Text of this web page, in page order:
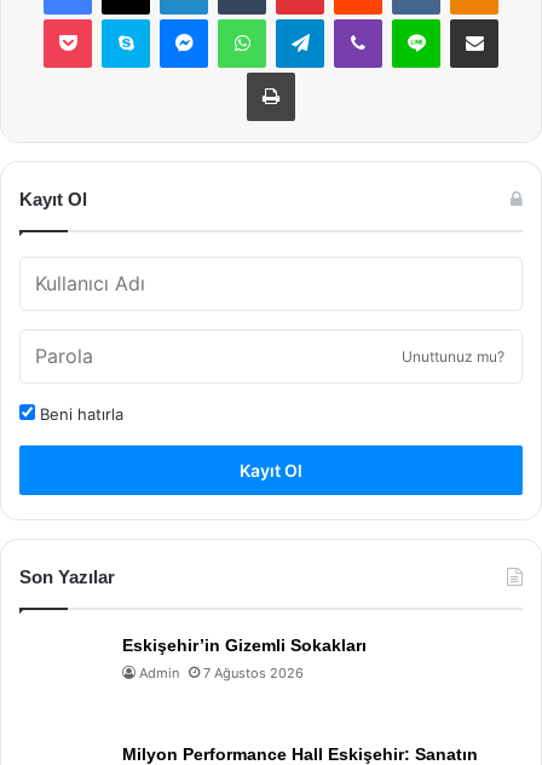
Pocket Skype MessengerWhatsAppTelegramViber Line E-Posta ile
Yazdır
Kayıt Ol
Unuttunuz mu?
Beni hatırla
Kayıt Ol
Son Yazılar
Eskişehir’in Gizemli Sokakları
Admin 7 Ağustos 2026
Milyon Performance Hall Eskişehir: Sanatın